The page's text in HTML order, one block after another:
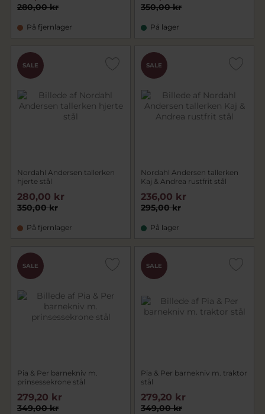
280,00 kr
På fjernlager
350,00 kr
På lager
SALE
Nordahl Andersen tallerken
hjerte stål
350,00 kr
280,00 kr
På fjernlager
SALE
Nordahl Andersen tallerken
Kaj & Andrea rustfrit stål
295,00 kr
236,00 kr
På lager
SALE
Pia & Per barnekniv m.
prinsessekrone stål
349,00 kr
279,20 kr
SALE
Pia & Per barnekniv m. traktor
stål
349,00 kr
279,20 kr